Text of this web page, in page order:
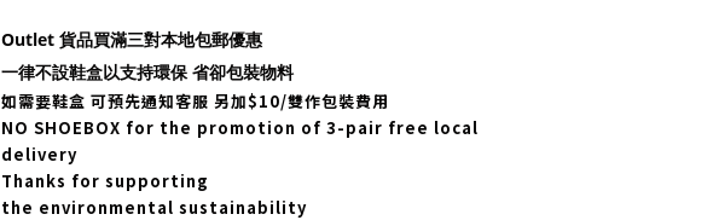
Outlet 貨品買滿三對本地包郵優惠
一律不設鞋盒以支持環保 省卻包裝物料
如需要鞋盒 可預先通知客服 另加$10/雙作包裝費用
NO SHOEBOX for the promotion of 3-pair free local
delivery
Thanks for supporting
the environmental sustainability